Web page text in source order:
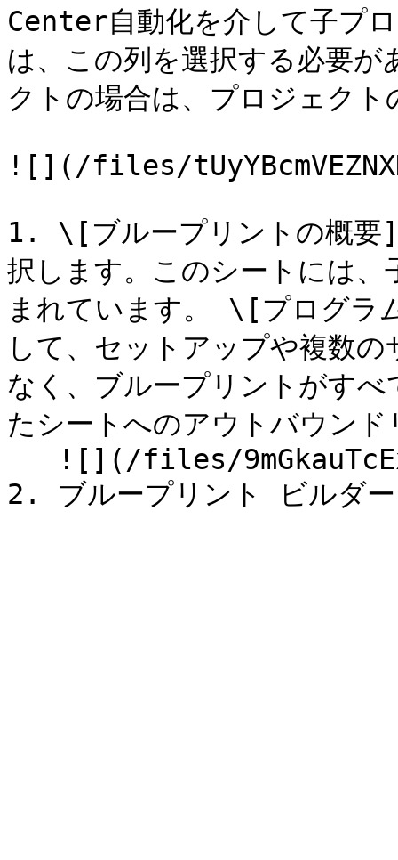
Center自動化を介して子プ
は、この列を選択する必要
クトの場合は、プロジェク
![](/files/
1. \[ブループリントの概
択します。このシートには
まれています。 \[プログラ
して、セットアップや複数
なく、ブループリントがす
たシートへのアウトバウン